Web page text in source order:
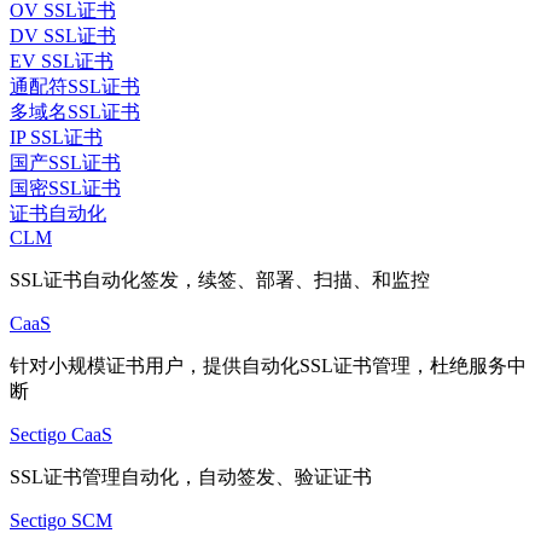
OV SSL证书
DV SSL证书
EV SSL证书
通配符SSL证书
多域名SSL证书
IP SSL证书
国产SSL证书
国密SSL证书
证书自动化
CLM
SSL证书自动化签发，续签、部署、扫描、和监控
CaaS
针对小规模证书用户，提供自动化SSL证书管理，杜绝服务中
断
Sectigo CaaS
SSL证书管理自动化，自动签发、验证证书
Sectigo SCM